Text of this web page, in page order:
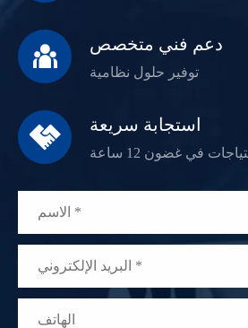
 دعم فني متخصص
توفير حلول نظامية
 استجابة سريعة
في غضون 12 ساعة